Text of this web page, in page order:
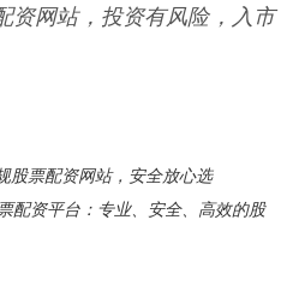
资网站，投资有风险，入市
股票配资网站，安全放心选
配资平台：专业、安全、高效的股